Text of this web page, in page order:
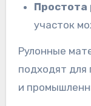
участок
Рулонные
подходят для
и